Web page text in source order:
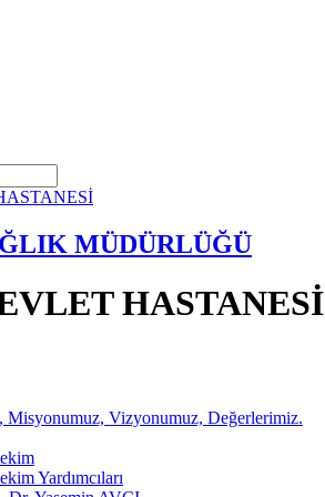
MÜDÜRLÜĞÜ
HASTANESİ
Misyonumuz, Vizyonumuz, Değerlerimiz.
Yardımcıları